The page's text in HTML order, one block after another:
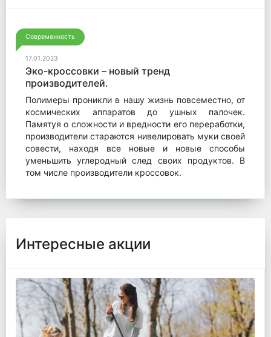
Современность
17.01.2023
Эко-кроссовки – новый тренд
производителей.
Полимеры проникли в нашу жизнь повсеместно, от
космических аппаратов до ушных палочек.
Памятуя о сложности и вредности его переработки,
производители стараются нивелировать муки своей
совести, находя все новые и новые способы
уменьшить углеродный след своих продуктов. В
том числе производители кроссовок.
Интересные акции